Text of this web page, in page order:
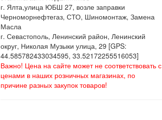
г. Ялта,улица ЮБШ 27, возле заправки
Черноморнефтегаз, СТО, Шиномонтаж, Замена
Масла
г. Севастополь, Ленинский район, Ленинский
округ, Николая Музыки улица, 29 [GPS:
44.585782433034595, 33.52172255516053]
Важно! Цена на сайте может не соответствовать с
ценами в наших розничных магазинах, по
причине разных закупок товаров!